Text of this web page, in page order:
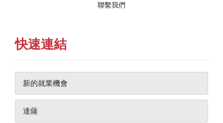
聯繫我們
快速連結
新的就業機會
達薩